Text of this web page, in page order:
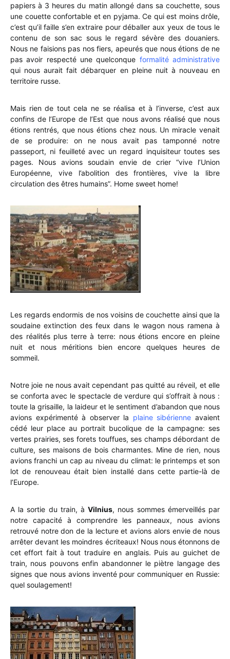
papiers à 3 heures du matin allongé dans sa couchette, sous
une couette confortable et en pyjama. Ce qui est moins drôle,
c’est qu’il faille s’en extraire pour déballer aux yeux de tous le
contenu de son sac sous le regard sévère des douaniers.
Nous ne faisions pas nos fiers, apeurés que nous étions de ne
pas avoir respecté une quelconque formalité administrative
qui nous aurait fait débarquer en pleine nuit à nouveau en
territoire russe.
Mais rien de tout cela ne se réalisa et à l’inverse, c’est aux
confins de l’Europe de l’Est que nous avons réalisé que nous
étions rentrés, que nous étions chez nous. Un miracle venait
de se produire: on ne nous avait pas tamponné notre
passeport, ni feuilleté avec un regard inquisiteur toutes ses
pages. Nous avions soudain envie de crier “vive l’Union
Européenne, vive l’abolition des frontières, vive la libre
circulation des êtres humains”. Home sweet home!
Les regards endormis de nos voisins de couchette ainsi que la
soudaine extinction des feux dans le wagon nous ramena à
des réalités plus terre à terre: nous étions encore en pleine
nuit et nous méritions bien encore quelques heures de
sommeil.
Notre joie ne nous avait cependant pas quitté au réveil, et elle
se conforta avec le spectacle de verdure qui s’offrait à nous :
toute la grisaille, la laideur et le sentiment d’abandon que nous
avions expérimenté à observer la plaine sibérienne avaient
cédé leur place au portrait bucolique de la campagne: ses
vertes prairies, ses forets touffues, ses champs débordant de
culture, ses maisons de bois charmantes. Mine de rien, nous
avions franchi un cap au niveau du climat: le printemps et son
lot de renouveau était bien installé dans cette partie-là de
l’Europe.
A la sortie du train, àVilnius, nous sommes émerveillés par
notre capacité à comprendre les panneaux, nous avions
retrouvé notre don de la lecture et avions alors envie de nous
arrêter devant les moindres écriteaux! Nous nous étonnons de
cet effort fait à tout traduire en anglais. Puis au guichet de
train, nous pouvons enfin abandonner le piètre langage des
signes que nous avions inventé pour communiquer en Russie:
quel soulagement!